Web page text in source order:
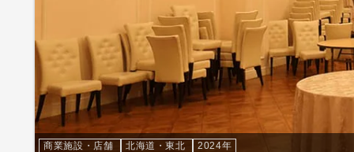
商業施設・店舗 北海道・東北 2024年